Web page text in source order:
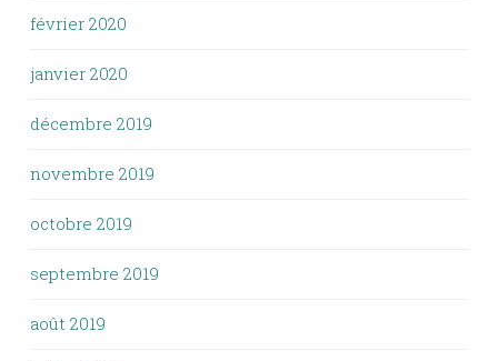
février 2020
janvier 2020
décembre 2019
novembre 2019
octobre 2019
septembre 2019
août 2019